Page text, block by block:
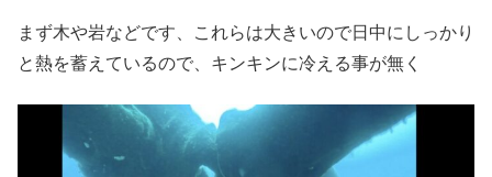
まず木や岩などです、これらは大きいので日中にしっかり
と熱を蓄えているので、キンキンに冷える事が無く